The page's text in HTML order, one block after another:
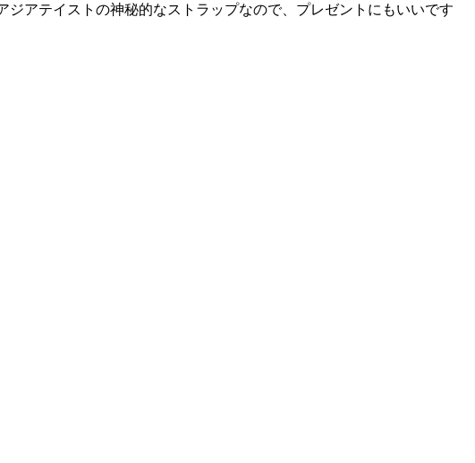
アテイストの神秘的なストラップなので、プレゼントにもいいです